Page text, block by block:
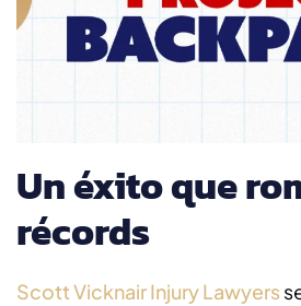
Un éxito que
récords
Scott Vicknair Injury Lawyers